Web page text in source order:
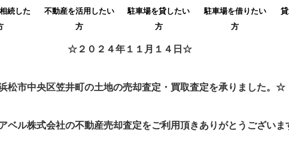
続した
不動産を活用したい
方
駐車場を貸したい
方
駐車場を借りたい
方
☆２０２４年１１月１４日☆
市中央区笠井町の土地の売却査定・買取査定を承りました。☆
ベル株式会社の不動産売却査定をご利用頂きありがとうございま